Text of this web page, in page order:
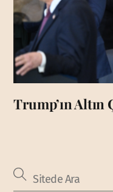
Trump’ın Altın